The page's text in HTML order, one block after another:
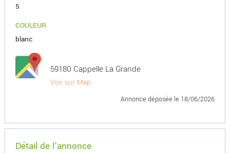
5
COULEUR
blanc
59180 Cappelle La Grande
Voir sur Map
Annonce déposée le 18/06/2026
Détail de l'annonce